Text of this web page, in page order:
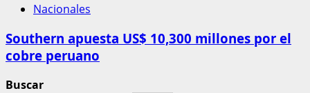
Nacionales
Southern apuesta US$ 10,300 millones por el
cobre peruano
Buscar